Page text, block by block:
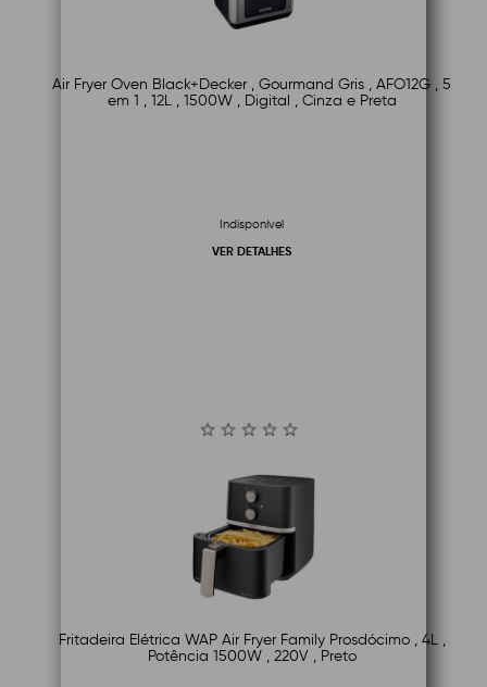
Air Fryer Oven Black+Decker , Gourmand Gris , AFO12G , 5
em 1 , 12L , 1500W , Digital , Cinza e Preta
Indisponível
VER DETALHES
Fritadeira Elétrica WAP Air Fryer Family Prosdócimo , 4L ,
Potência 1500W , 220V , Preto